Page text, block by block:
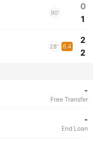
90'
0
1
28' 6.4
2
2
-
Free Transfer
-
End Loan